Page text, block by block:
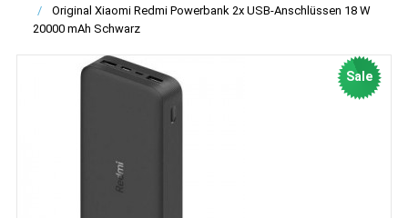
Original Xiaomi Redmi Powerbank 2x USB-Anschlüssen 18 W
20000 mAh Schwarz
Sale